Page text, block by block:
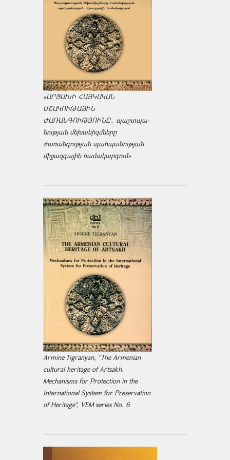
«ԱՐՑԱԽԻ ՀԱՅԿԱԿԱՆ
ՄՇԱԿՈՒԹԱՅԻՆ
ԺԱՌԱՆԳՈՒԹՅՈՒՆԸ․ պաշտպա­
նության մեխանիզմները
ժառանգության պահպանության
միջազ­գային համակարգում»
Armine Tigranyan, "The Armenian
cultural heritage of Artsakh.
Mechanisms for Protection in the
International System for Preservation
of Heritage", VEM series No. 6